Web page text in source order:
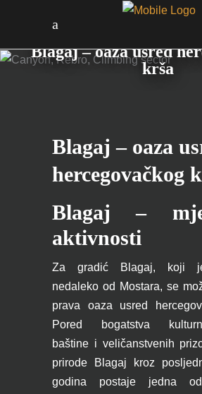
Blagaj – oaza usred
krša
Blagaj – oaza
hercegovačkog
Blagaj –
aktivnosti
Za gradić Blagaj, koji
nedaleko od Mostara, se
prava oaza usred
Pored bogatstva
baštine i veličanstvenih
prirode Blagaj kroz
godina postaje jedna